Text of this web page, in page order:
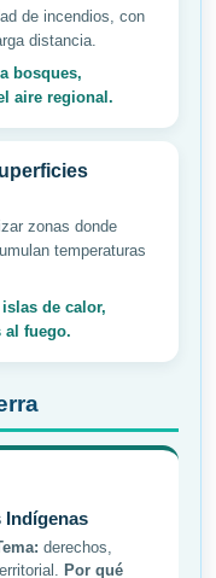
de incendios, con
distancia.
bosques,
aire regional.
zonas donde
temperaturas
de calor,
al fuego.
Indígenas
derechos,
Por qué